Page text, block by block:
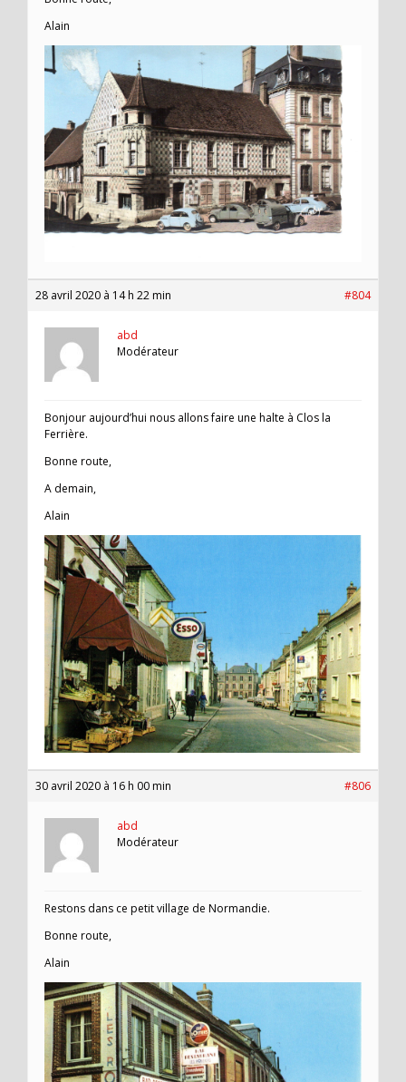
Alain
28 avril 2020 à 14 h 22 min #804
abd
Modérateur
Bonjour aujourd’hui nous allons faire une halte à Clos la
Ferrière.
Bonne route,
A demain,
Alain
30 avril 2020 à 16 h 00 min #806
abd
Modérateur
Restons dans ce petit village de Normandie.
Bonne route,
Alain